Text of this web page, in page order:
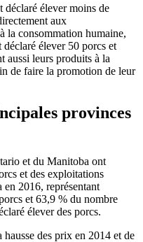
déclaré élever moins de
aux
la consommation humaine,
élever 50 porcs et
aussi leurs produits à la
de faire la promotion de leur
provinces
et du Manitoba ont
et des exploitations
en 2016, représentant
et 63,9 % du nombre
élever des porcs.
des prix en 2014 et de